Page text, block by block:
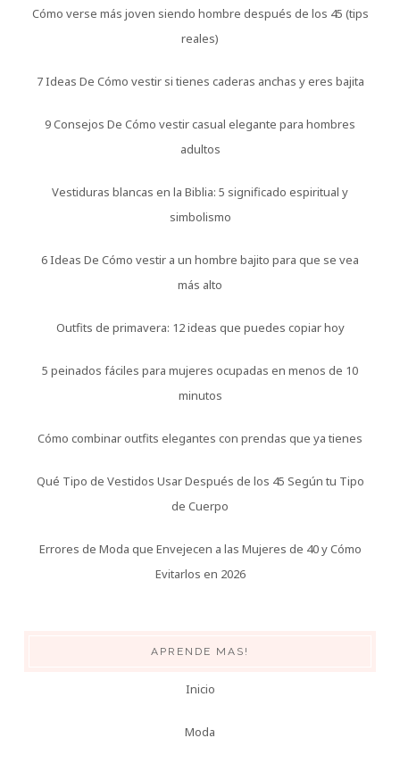
Cómo verse más joven siendo hombre después de los 45 (tips
reales)
7 Ideas De Cómo vestir si tienes caderas anchas y eres bajita
9 Consejos De Cómo vestir casual elegante para hombres
adultos
Vestiduras blancas en la Biblia: 5 significado espiritual y
simbolismo
6 Ideas De Cómo vestir a un hombre bajito para que se vea
más alto
Outfits de primavera: 12 ideas que puedes copiar hoy
5 peinados fáciles para mujeres ocupadas en menos de 10
minutos
Cómo combinar outfits elegantes con prendas que ya tienes
Qué Tipo de Vestidos Usar Después de los 45 Según tu Tipo
de Cuerpo
Errores de Moda que Envejecen a las Mujeres de 40 y Cómo
Evitarlos en 2026
APRENDE MAS!
Inicio
Moda